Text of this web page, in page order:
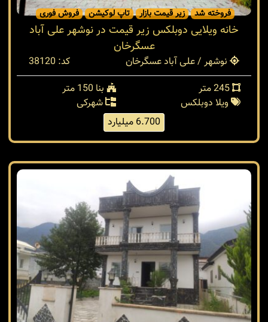
فروخته شد زیر قیمت بازار تاپ لوکیشن فروش فوری
خانه ویلایی دوبلکس زیر قیمت در نوشهر علی آباد
عسگرخان
نوشهر / علی آباد عسگرخان
کد: 38120
بنا 150 متر
ویلا دوبلکس
شهرکی
6.700 میلیارد